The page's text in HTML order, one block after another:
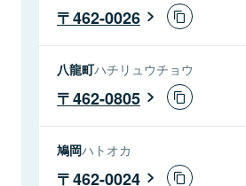
462-0026
八龍町ハチリュウチョウ
462-0805
鳩岡ハトオカ
462-0024